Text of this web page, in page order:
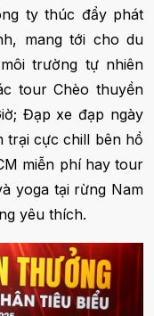
ty thúc đẩy phát
mang tới cho du
trường tự nhiên
tour Chèo thuyền
Đạp xe đạp ngày
trại cực chill bên hồ
miễn phí hay tour
yoga tại rừng Nam
yêu thích.